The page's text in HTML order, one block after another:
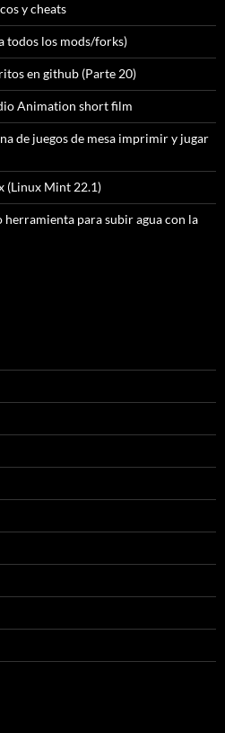
y cheats
todos los mods/forks)
en github (Parte 20)
Animation short film
de juegos de mesa imprimir y jugar
(Linux Mint 22.1)
herramienta para subir agua con la